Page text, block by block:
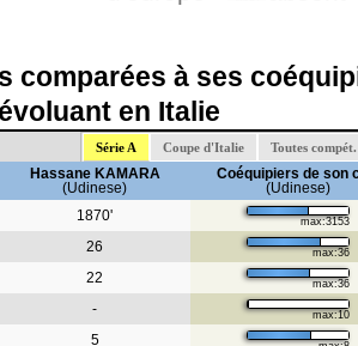
comparées à ses
en Italie
Série A Coupe d'Italie Toutes compét.
Hassane KAMARA
(Udinese)
Coéquipiers de son
(Udinese)
1870' max:3153
26 max:36
22 max:36
- max:10
5